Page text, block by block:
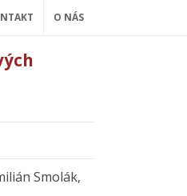
O NÁS
Smolák,